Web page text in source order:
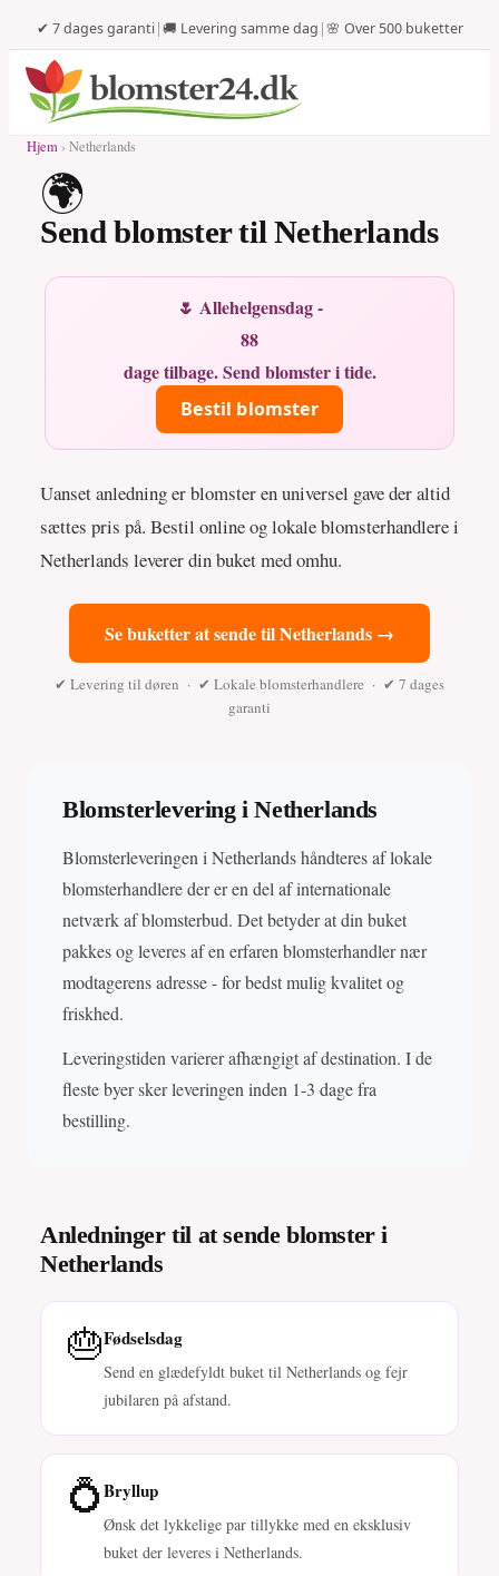
✔ 7 dages garanti|🚚 Levering samme dag |🌸 Over 500 buketter
Hjem › Netherlands
🌍
Send blomster til Netherlands
🌷 Allehelgensdag -
88
dage tilbage. Send blomster i tide.
Bestil blomster
Uanset anledning er blomster en universel gave der altid
sættes pris på. Bestil online og lokale blomsterhandlere i
Netherlands leverer din buket med omhu.
Se buketter at sende til Netherlands →
✔ Levering til døren · ✔ Lokale blomsterhandlere · ✔ 7 dages
garanti
Blomsterlevering i Netherlands
Blomsterleveringen i Netherlands håndteres af lokale
blomsterhandlere der er en del af internationale
netværk af blomsterbud. Det betyder at din buket
pakkes og leveres af en erfaren blomsterhandler nær
modtagerens adresse - for bedst mulig kvalitet og
friskhed.
Leveringstiden varierer afhængigt af destination. I de
fleste byer sker leveringen inden 1-3 dage fra
bestilling.
Anledninger til at sende blomster i
Netherlands
🎂Fødselsdag
Send en glædefyldt buket til Netherlands og fejr
jubilaren på afstand.
💍Bryllup
Ønsk det lykkelige par tillykke med en eksklusiv
buket der leveres i Netherlands.